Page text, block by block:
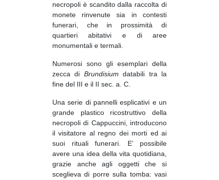
necropoli è scandito dalla raccolta di
monete rinvenute sia in contesti
funerari, che in prossimità di
quartieri abitativi e di aree
monumentali e termali.
Numerosi sono gli esemplari della
zecca di Brundisiumdatabili tra la
fine del III e il II sec. a. C.
Una serie di pannelli esplicativi e un
grande plastico ricostruttivo della
necropoli di Cappuccini, introducono
il visitatore al regno dei morti ed ai
suoi rituali funerari. E’ possibile
avere una idea della vita quotidiana,
grazie anche agli oggetti che si
sceglieva di porre sulla tomba: vasi